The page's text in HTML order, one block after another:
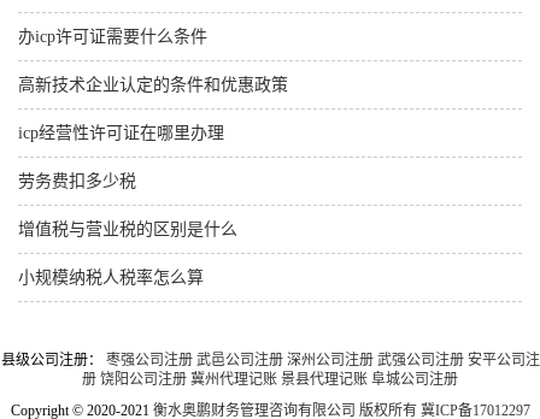
办icp许可证需要什么条件
高新技术企业认定的条件和优惠政策
icp经营性许可证在哪里办理
劳务费扣多少税
增值税与营业税的区别是什么
小规模纳税人税率怎么算
县级公司注册： 枣强公司注册 武邑公司注册 深州公司注册 武强公司注册 安平公司注
册 饶阳公司注册 冀州代理记账 景县代理记账 阜城公司注册
Copyright © 2020-2021 衡水奥鹏财务管理咨询有限公司 版权所有 冀ICP备17012297